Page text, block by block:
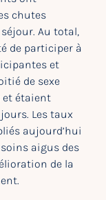
chutes
Au total,
de participer à
et
de sexe
et étaient
Les taux
aujourd’hui
aigus des
de la